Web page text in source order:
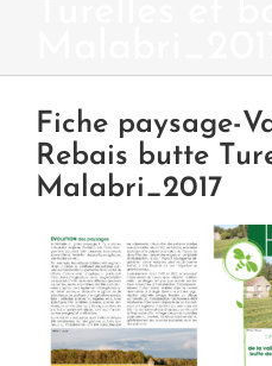
Fiche paysage-
Rebais butte
Malabri_2017